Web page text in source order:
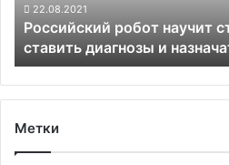
назначать
лечение
22.08.2021
Российский робот научит
ставить диагнозы и
Метки